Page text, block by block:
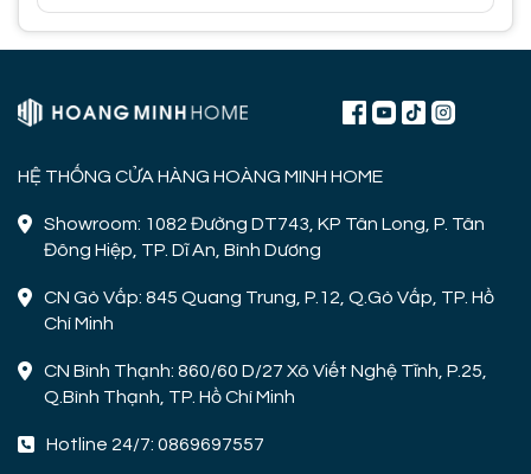
HỆ THỐNG CỬA HÀNG HOÀNG MINH HOME
Showroom: 1082 Đường DT743, KP Tân Long, P. Tân
Đông Hiệp, TP. Dĩ An, Bình Dương
CN Gò Vấp: 845 Quang Trung, P.12, Q.Gò Vấp, TP. Hồ
Chí Minh
CN Bình Thạnh: 860/60 D/27 Xô Viết Nghệ Tĩnh, P.25,
Q.Bình Thạnh, TP. Hồ Chí Minh
Hotline 24/7: 0869697557